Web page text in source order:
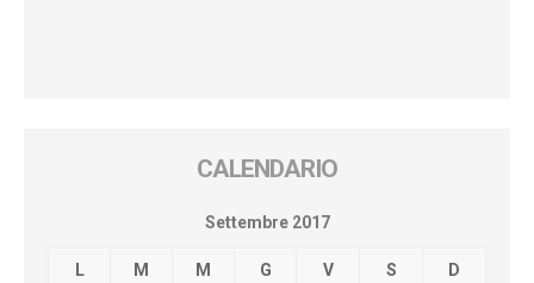
CALENDARIO
Settembre 2017
L M M G V S D